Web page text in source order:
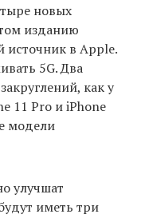
новых
изданию
в Apple.
5G. Два
как у
11 Pro и iPhone
модели
улучшат
иметь три